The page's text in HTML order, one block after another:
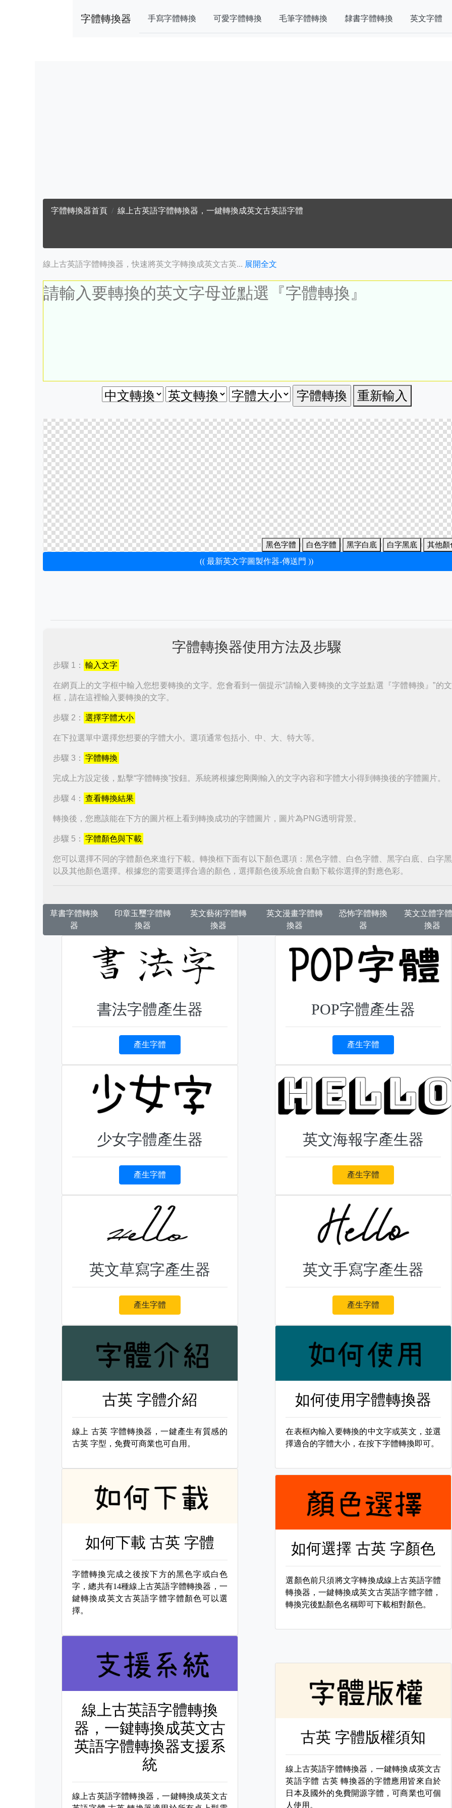
字體轉換器 手寫字體轉換 可愛字體轉換 毛筆字體轉換 隸書字體轉換 英文字體
字體轉換器首頁 線上古英語字體轉換器，一鍵轉換成英文古英語字體
線上古英語字體轉換器，快速將英文字轉換成英文古英... 展開全文
重新輸入
黑色字體 白色字體 黑字白底 白字黑底 其他
(( 最新英文字圖製作器-傳送門 ))
字體轉換器使用方法及步驟
步驟 1： 輸入文字
在網頁上的文字框中輸入您想要轉換的文字。您會看到一個提示“請輸入要轉換的文字並點選『字體轉換』”的
框，請在這裡輸入要轉換的文字。
步驟 2： 選擇字體大小
在下拉選單中選擇您想要的字體大小。選項通常包括小、中、大、特大等。
步驟 3： 字體轉換
完成上方設定後，點擊“字體轉換”按鈕。系統將根據您剛剛輸入的文字內容和字體大小得到轉換後的字體圖片。
步驟 4： 查看轉換結果
轉換後，您應該能在下方的圖片框上看到轉換成功的字體圖片，圖片為PNG透明背景。
步驟 5： 字體顏色與下載
您可以選擇不同的字體顏色來進行下載。轉換框下面有以下顏色選項：黑色字體、白色字體、黑字白底、白字
以及其他顏色選擇。根據您的需要選擇合適的顏色，選擇顏色後系統會自動下載你選擇的對應色彩。
草書字體轉換
器
印章玉璽字體轉
換器
英文藝術字體轉
換器
英文漫畫字體轉
換器
恐怖字體轉換
器
英文立體字
換器
書法字體產生器
產生字體
POP字體產生器
產生字體
少女字體產生器
產生字體
英文海報字產生器
產生字體
英文草寫字產生器
產生字體
英文手寫字產生器
產生字體
古英 字體介紹
線上 古英 字體轉換器，一鍵產生有質感的
古英 字型，免費可商業也可自用。
如何使用字體轉換器
在表框內輸入要轉換的中文字或英文，並選
擇適合的字體大小，在按下字體轉換即可。
如何下載 古英 字體
字體轉換完成之後按下方的黑色字或白色
字，總共有14種線上古英語字體轉換器，一
鍵轉換成英文古英語字體字體顏色可以選
擇。
如何選擇古英 字顏色
選顏色前只須將文字轉換成線上古英語字體
轉換器，一鍵轉換成英文古英語字體字體，
轉換完後點顏色名稱即可下載相對顏色。
線上古英語字體轉換
器，一鍵轉換成英文古
英語字體轉換器支援系
統
線上古英語字體轉換器，一鍵轉換成英文古
古英 字體版權須知
線上古英語字體轉換器，一鍵轉換成英文古
英語字體 古英 轉換器的字體應用皆來自於
日本及國外的免費開源字體，可商業也可個
人使用。